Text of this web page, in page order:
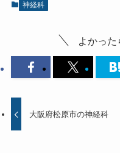
神経科
よかった
大阪府松原市の神経科